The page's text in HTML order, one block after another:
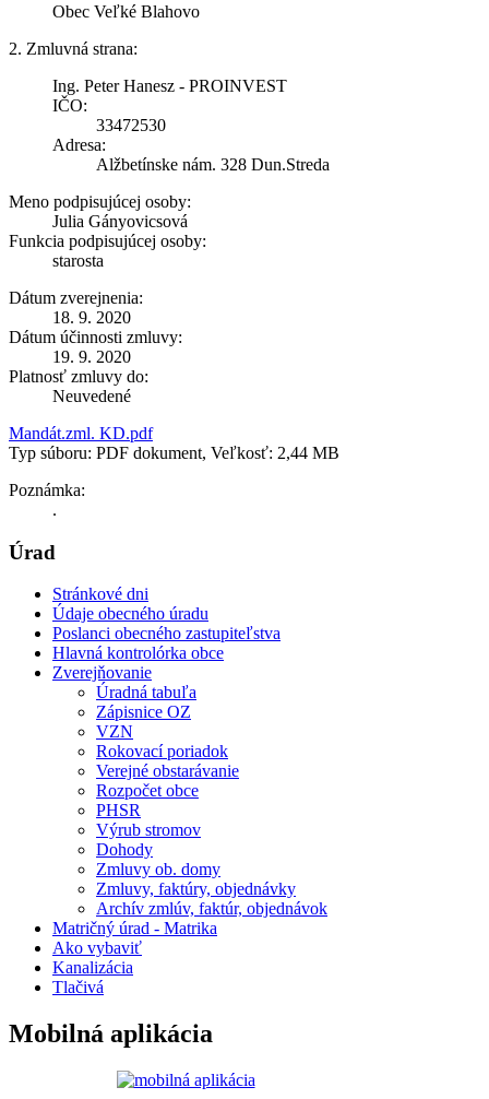
Obec Veľké Blahovo
2. Zmluvná strana:
Ing. Peter Hanesz - PROINVEST
IČO:
33472530
Adresa:
Alžbetínske nám. 328 Dun.Streda
Meno podpisujúcej osoby:
Julia Gányovicsová
Funkcia podpisujúcej osoby:
starosta
Dátum zverejnenia:
18. 9. 2020
Dátum účinnosti zmluvy:
19. 9. 2020
Platnosť zmluvy do:
Neuvedené
Mandát.zml. KD.pdf
Typ súboru: PDF dokument, Veľkosť: 2,44 MB
Poznámka:
.
Úrad
Stránkové dni
Údaje obecného úradu
Poslanci obecného zastupiteľstva
Hlavná kontrolórka obce
Zverejňovanie
Úradná tabuľa
Zápisnice OZ
VZN
Rokovací poriadok
Verejné obstarávanie
Rozpočet obce
PHSR
Výrub stromov
Dohody
Zmluvy ob. domy
Zmluvy, faktúry, objednávky
Archív zmlúv, faktúr, objednávok
Matričný úrad - Matrika
Ako vybaviť
Kanalizácia
Tlačivá
Mobilná aplikácia